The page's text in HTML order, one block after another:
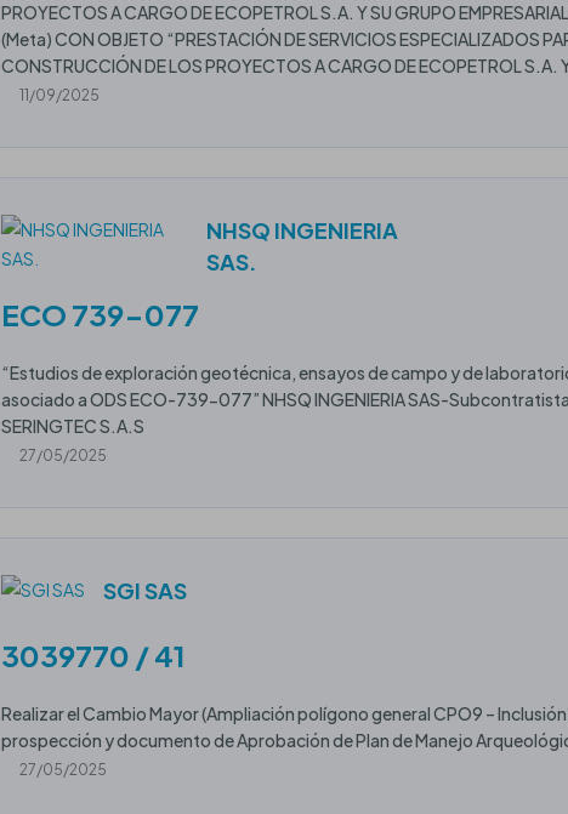
PROYECTOS A CARGO DE ECOPETROL S.A. Y SU GRUPO
(Meta) CON OBJETO “PRESTACIÓN DE SERVICIOS ESPECIALIZADOS
CONSTRUCCIÓN DE LOS PROYECTOS A CARGO DE ECOPETROL S.A.
11/09/2025
NHSQ INGENIERIA
SAS.
ECO 739-077
“Estudios de exploración geotécnica, ensayos de campo y de
asociado a ODS ECO-739-077” NHSQ INGENIERIA SAS-
SERINGTEC S.A.S
27/05/2025
SGI SAS
3039770 / 41
Realizar el Cambio Mayor (Ampliación polígono general CPO9 –
prospección y documento de Aprobación de Plan de Manejo
27/05/2025